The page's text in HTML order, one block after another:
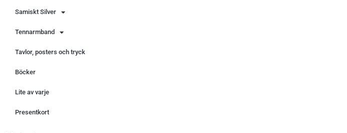
Samiskt Silver
Tennarmband
Tavlor, posters och tryck
Böcker
Lite av varje
Presentkort